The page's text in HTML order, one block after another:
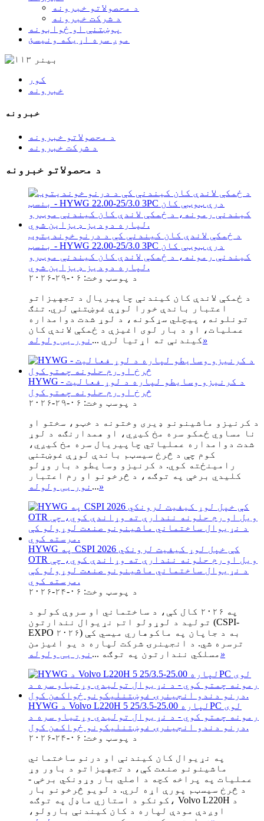
د محصولاتو خبرونه
د شرکت خبرونه
پوښتنې او ځوابونه
موږ سره اړیکه ونیسئ
کور
خبرونه
خبرونه
د محصولاتو خبرونه
د شرکت خبرونه
د محصولاتو خبرونه
د ځمکې لاندې کان کیندنې کې د درنو خوندیتوب
بنسټ - HYWG 22.00-25/3.0 3PC درې ټوټې کان
کیندنې رمونه، د ځمکې لاندې کان کیندنې موټرو
لپاره دودیز ډیزاین شوي.
د پوسټ وخت: ۰۶-۲۹-۲۰۲۶
د ځمکې لاندې کان کیندنې چاپیریال د تجهیزاتو
اعتبار باندې خورا لوړې غوښتنې لري. تنګ
تونلونه، پیچلي سړکونه، د لوړ شدت دوامداره
عملیات، او د بار لوی اغیزې د ځمکې لاندې کان
کیندنې ته اړتیا لري ... نور یی ولوله »
HYWG - د کرنیزو وسایطو لپاره د لوړ فعالیت
څرخ او رم حلونه چمتو کول
د پوسټ وخت: ۰۶-۲۹-۲۰۲۶
د کرنیزو ماشینونو ډیری وختونه د خټو، سختو او
نا مساوي ځمکو سره مخ کیږي، او همدارنګه د لوړ
شدت دوامداره عملیاتي چاپیریال سره مخ کیږي،
کوم چې د څرخ سیسټم باندې لوړې غوښتنې
رامینځته کوي. د کرنیزو وسایطو د بار وړلو
کلیدي برخې په توګه، د څرخونو او رم اعتبار
... نور یی ولوله »
HYWG په CSPI 2026 کې خپل لوړ کیفیت لرونکي
OTR ویل او رم حلونه نندارې ته وړاندې کوي، چې
د نړیوال ساختماني ماشینونو صنعت لوړولو کې
مرسته کوي.
د پوسټ وخت: ۰۶-۲۴-۲۰۲۶
په ۲۰۲۶ کال کې، د ساختماني او سروې کولو د
تولید د لوړولو اتم نړیوال نندارتون (CSPI-
EXPO ۲۰۲۶) به د جاپان په ماکوهاري میسي کې
ترسره شي. د انجینرۍ شرکت لپاره د یو اغیزمن
مسلکي نندارتون په توګه ... نور یی ولوله »
HYWG د Volvo L220H لپاره 25.00-25/3.5 5PC لوی
رمونه چمتو کوي - د نړیوال تولیدي وړتیاو سره د
درنو دندو انجینرۍ غوښتنلیکونو ځواکمن کول.
د پوسټ وخت: ۰۶-۲۴-۲۰۲۶
په نړیوال کان کیندنې او درنو ساختماني
ماشینونو صنعت کې، د تجهیزاتو د باور وړ
عملیات په پراخه کچه د اصلي بار وړونکي برخې -
د څرخ سیسټم پورې اړه لري. د لویو څرخونو بار
کونکو د استازي ماډل په توګه، Volvo L220H د
اوږدې مودې لپاره د کان کیندنې بارولو،